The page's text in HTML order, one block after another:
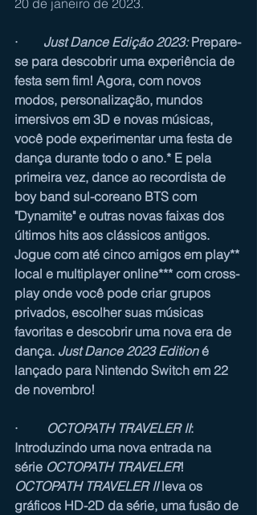
· Just Dance Edição 2023: Prepare-
se para descobrir uma experiência de
festa sem fim! Agora, com novos
modos, personalização, mundos
imersivos em 3D e novas músicas,
você pode experimentar uma festa de
dança durante todo o ano.* E pela
primeira vez, dance ao recordista de
boy band sul-coreano BTS com
"Dynamite" e outras novas faixas dos
últimos hits aos clássicos antigos.
Jogue com até cinco amigos em play**
local e multiplayer online*** com cross-
play onde você pode criar grupos
privados, escolher suas músicas
favoritas e descobrir uma nova era de
dança. Just Dance 2023 Edition é
lançado para Nintendo Switch em 22
de novembro!
· OCTOPATH TRAVELER II:
Introduzindo uma nova entrada na
série OCTOPATH TRAVELER!
OCTOPATH TRAVELER II leva os
gráficos HD-2D da série, uma fusão de